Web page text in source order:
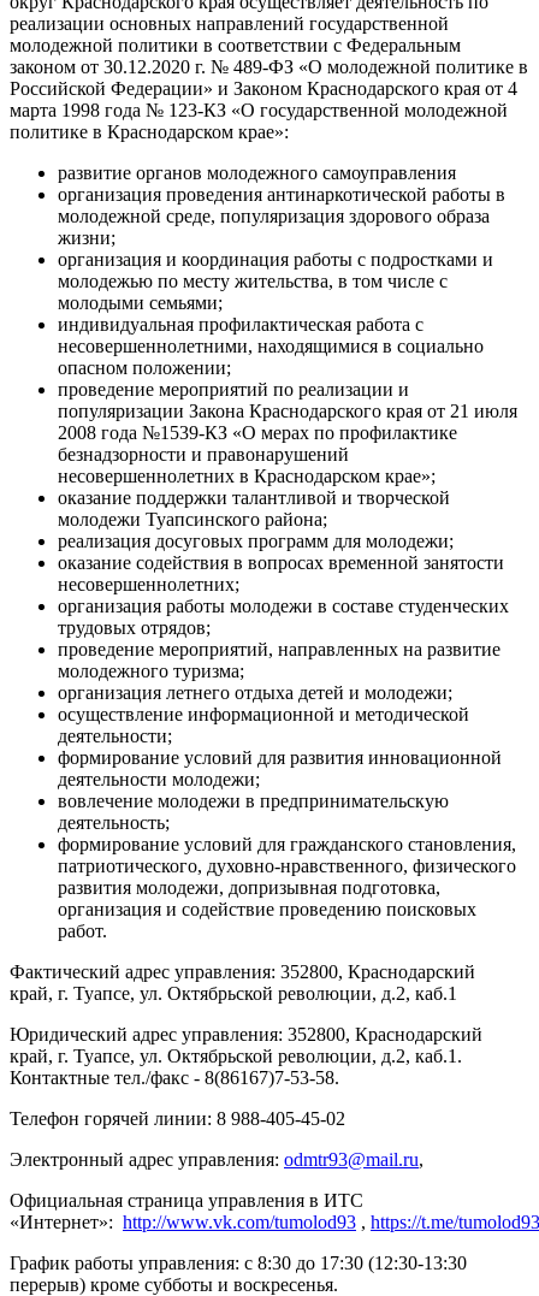
реализации основных направлений государственной
молодежной политики в соответствии с Федеральным
законом от 30.12.2020 г. № 489-ФЗ «О молодежной политике в
Российской Федерации» и Законом Краснодарского края от 4
марта 1998 года № 123-КЗ «О государственной молодежной
политике в Краснодарском крае»:
развитие органов молодежного самоуправления
организация проведения антинаркотической работы в
молодежной среде, популяризация здорового образа
жизни;
организация и координация работы с подростками и
молодежью по месту жительства, в том числе с
молодыми семьями;
индивидуальная профилактическая работа с
несовершеннолетними, находящимися в социально
опасном положении;
проведение мероприятий по реализации и
популяризации Закона Краснодарского края от 21 июля
2008 года №1539-КЗ «О мерах по профилактике
безнадзорности и правонарушений
несовершеннолетних в Краснодарском крае»;
оказание поддержки талантливой и творческой
молодежи Туапсинского района;
реализация досуговых программ для молодежи;
оказание содействия в вопросах временной занятости
несовершеннолетних;
организация работы молодежи в составе студенческих
трудовых отрядов;
проведение мероприятий, направленных на развитие
молодежного туризма;
организация летнего отдыха детей и молодежи;
осуществление информационной и методической
деятельности;
формирование условий для развития инновационной
деятельности молодежи;
вовлечение молодежи в предпринимательскую
деятельность;
формирование условий для гражданского становления,
патриотического, духовно-нравственного, физического
развития молодежи, допризывная подготовка,
организация и содействие проведению поисковых
работ.
Фактический адрес управления: 352800, Краснодарский
край, г. Туапсе, ул. Октябрьской революции, д.2, каб.1
Юридический адрес управления: 352800, Краснодарский
край, г. Туапсе, ул. Октябрьской революции, д.2, каб.1.
Контактные тел./факс - 8(86167)7-53-58.
Телефон горячей линии: 8 988-405-45-02
Электронный адрес управления: odmtr93@mail.ru,
Официальная страница управления в ИТС
«Интернет»: http://www.vk.com/tumolod93 , https://t.me/tumolod93
График работы управления: с 8:30 до 17:30 (12:30-13:30
перерыв) кроме субботы и воскресенья.